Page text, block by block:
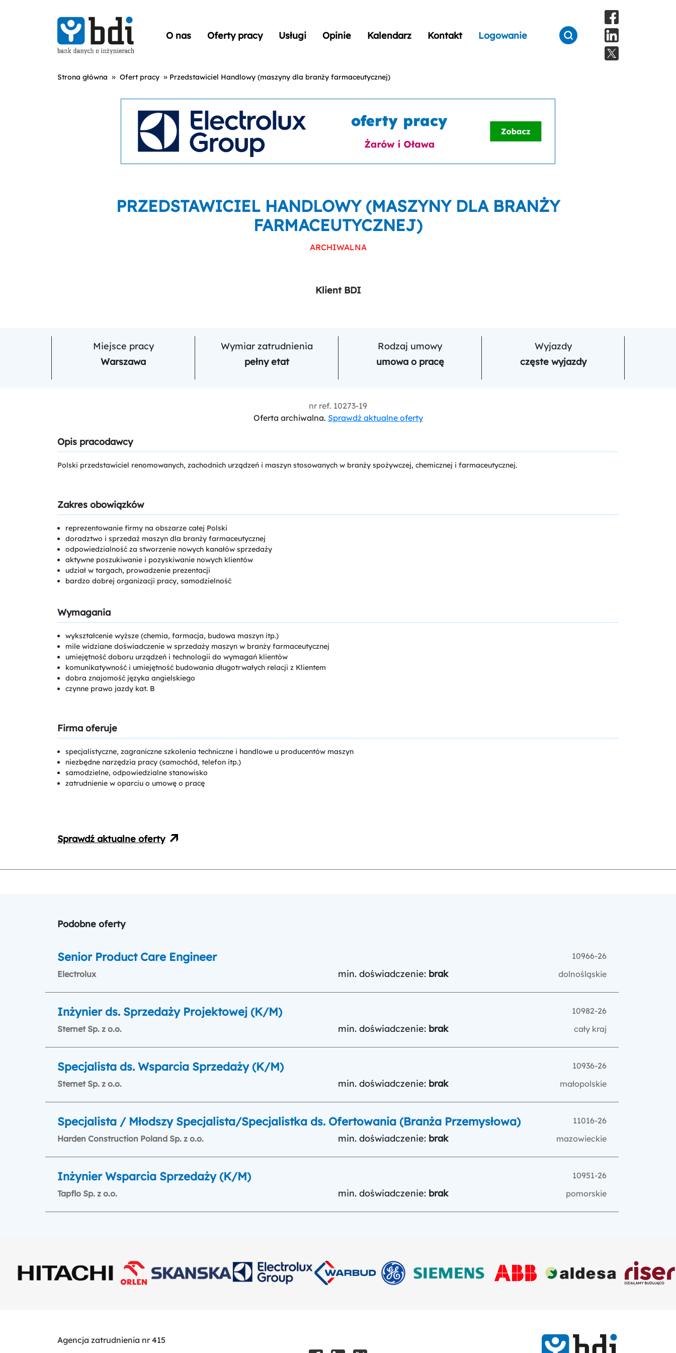
O nas Oferty pracy Usługi Opinie Kalendarz Kontakt Logowanie
Strona główna » Ofert pracy » Przedstawiciel Handlowy (maszyny dla branży farmaceutycznej)
PRZEDSTAWICIEL HANDLOWY (MASZYNY DLA BRANŻY
FARMACEUTYCZNEJ)
ARCHIWALNA
Klient BDI
Miejsce pracy
Warszawa
Wymiar zatrudnienia
pełny etat
Rodzaj umowy
umowa o pracę
Wyjazdy
częste wyjazdy
nr ref. 10273-19
Oferta archiwalna. Sprawdź aktualne oferty
Opis pracodawcy
Polski przedstawiciel renomowanych, zachodnich urządzeń i maszyn stosowanych w branży spożywczej, chemicznej i farmaceutycznej.
Zakres obowiązków
reprezentowanie firmy na obszarze całej Polski
doradztwo i sprzedaż maszyn dla branży farmaceutycznej
odpowiedzialność za stworzenie nowych kanałów sprzedaży
aktywne poszukiwanie i pozyskiwanie nowych klientów
udział w targach, prowadzenie prezentacji
bardzo dobrej organizacji pracy, samodzielność
Wymagania
wykształcenie wyższe (chemia, farmacja, budowa maszyn itp.)
mile widziane doświadczenie w sprzedaży maszyn w branży farmaceutycznej
umiejętność doboru urządzeń i technologii do wymagań klientów
komunikatywność i umiejętność budowania długotrwałych relacji z Klientem
dobra znajomość języka angielskiego
czynne prawo jazdy kat. B
Firma oferuje
specjalistyczne, zagraniczne szkolenia techniczne i handlowe u producentów maszyn
niezbędne narzędzia pracy (samochód, telefon itp.)
samodzielne, odpowiedzialne stanowisko
zatrudnienie w oparciu o umowę o pracę
Sprawdź aktualne oferty
Podobne oferty
Senior Product Care Engineer
10966-26
Electrolux
min. doświadczenie: brak dolnośląskie
Inżynier ds. Sprzedaży Projektowej (K/M)
10982-26
Sternet Sp. z o.o.
min. doświadczenie: brak cały kraj
Specjalista ds. Wsparcia Sprzedaży (K/M)
10936-26
Sternet Sp. z o.o.
min. doświadczenie: brak małopolskie
Specjalista / Młodszy Specjalista/Specjalistka ds. Ofertowania (Branża Przemysłowa)
11016-26
Harden Construction Poland Sp. z o.o.
min. doświadczenie: brak mazowieckie
Inżynier Wsparcia Sprzedaży (K/M)
10951-26
Tapflo Sp. z o.o.
min. doświadczenie: brak pomorskie
Agencja zatrudnienia nr 415